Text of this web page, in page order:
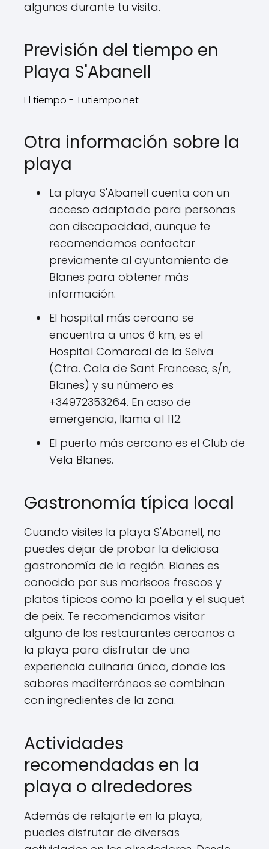
algunos durante tu visita.
Previsión del tiempo en
Playa S'Abanell
El tiempo - Tutiempo.net
Otra información sobre la
playa
La playa S'Abanell cuenta con un
acceso adaptado para personas
con discapacidad, aunque te
recomendamos contactar
previamente al ayuntamiento de
Blanes para obtener más
información.
El hospital más cercano se
encuentra a unos 6 km, es el
Hospital Comarcal de la Selva
(Ctra. Cala de Sant Francesc, s/n,
Blanes) y su número es
+34972353264. En caso de
emergencia, llama al 112.
El puerto más cercano es el Club de
Vela Blanes.
Gastronomía típica local
Cuando visites la playa S'Abanell, no
puedes dejar de probar la deliciosa
gastronomía de la región. Blanes es
conocido por sus mariscos frescos y
platos típicos como la paella y el suquet
de peix. Te recomendamos visitar
alguno de los restaurantes cercanos a
la playa para disfrutar de una
experiencia culinaria única, donde los
sabores mediterráneos se combinan
con ingredientes de la zona.
Actividades
recomendadas en la
playa o alrededores
Además de relajarte en la playa,
puedes disfrutar de diversas